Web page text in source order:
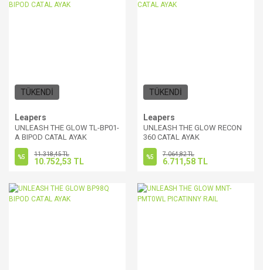
TÜKENDİ
Leapers
UNLEASH THE GLOW TL-BP01-
A BIPOD CATAL AYAK
%5 11.318,45 TL
10.752,53 TL
TÜKENDİ
Leapers
UNLEASH THE GLOW RECON
360 CATAL AYAK
%5 7.064,82 TL
6.711,58 TL